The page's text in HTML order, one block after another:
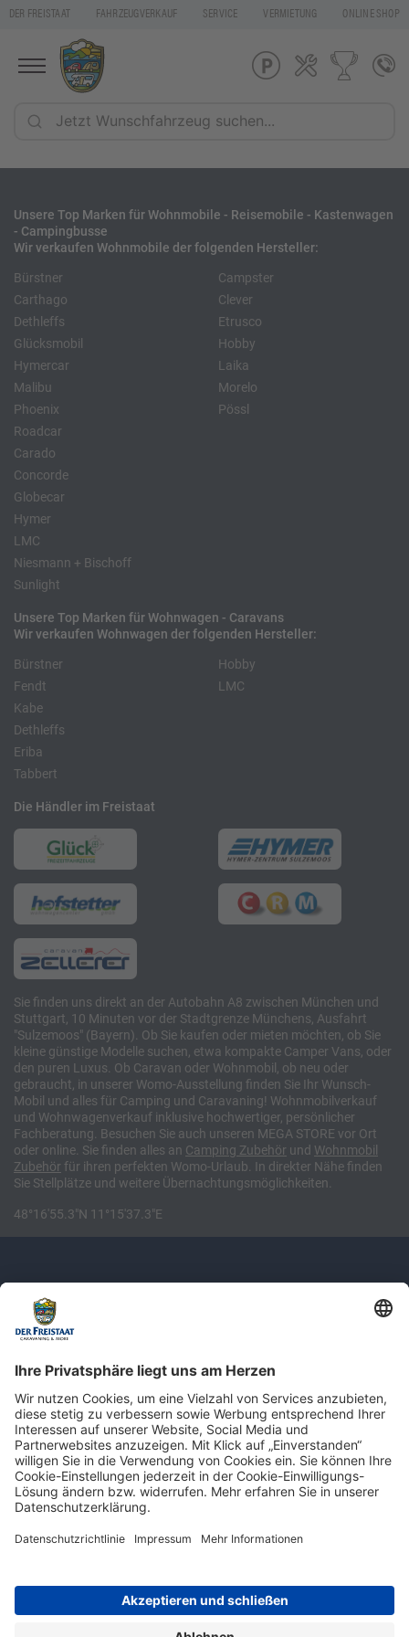
DER FREISTAAT FAHRZEUGVERKAUF SERVICE VERMIETUNG ONLINE SHOP
Unsere Top Marken für Wohnmobile - Reisemobile - Kastenwagen
- Campingbusse
Wir verkaufen Wohnmobile der folgenden Hersteller:
Bürstner
Carthago
Dethleffs
Glücksmobil
Hymercar
Malibu
Phoenix
Roadcar
Campster
Clever
Etrusco
Hobby
Laika
Morelo
Pössl
Carado
Concorde
Globecar
Hymer
LMC
Niesmann + Bischoff
Sunlight
Unsere Top Marken für Wohnwagen - Caravans
Wir verkaufen Wohnwagen der folgenden Hersteller:
Bürstner
Fendt
Kabe
Hobby
LMC
Dethleffs
Eriba
Tabbert
Die Händler im Freistaat
Sie finden uns direkt an der Autobahn A8 zwischen München und
Stuttgart, 10 Minuten vor der Stadtgrenze Münchens, Ausfahrt
"Sulzemoos" (Bayern). Ob Sie kaufen oder mieten möchten, ob Sie
kleine günstige Modelle suchen, etwa kompakte Camper Vans, oder
den puren Luxus. Ob Caravan oder Wohnmobil, ob neu oder
gebraucht, in unserer Womo-Ausstellung finden Sie Ihr Wunsch-
Mobil und alles für Camping und Caravaning! Wohnmobilverkauf
und Wohnwagenverkauf inklusive hochwertiger, persönlicher
Fachberatung. Besuchen Sie auch unseren MEGA STORE vor Ort
oder online. Sie finden alles an Camping Zubehör und Wohnmobil
Zubehör für ihren perfekten Womo-Urlaub. In direkter Nähe finden
Sie Stellplätze und weitere Übernachtungsmöglichkeiten.
48°16'55.3"N 11°15'37.3"E
Newsletter: Jetzt auf
shop.derfreistaat.de anmelden und
einen 5€ Gutschein für unseren Online-
Shop erhalten!*
Impressum Datenschutz Barrierefreiheit